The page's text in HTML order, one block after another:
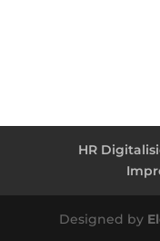
HR
Designed by